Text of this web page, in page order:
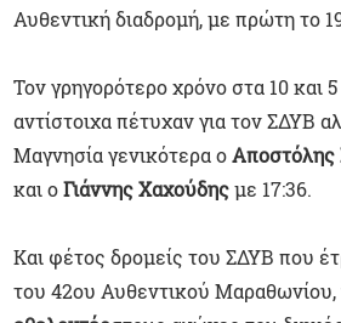
Αυθεντική διαδρομή, με πρώτη το
Τον γρηγορότερο χρόνο στα 10 και 5
αντίστοιχα πέτυχαν για τον ΣΔΥΒ
Μαγνησία γενικότερα οΑποστόλης
και οΓιάννης Χαχούδηςμε 17:36.
Και φέτος δρομείς του ΣΔΥΒ που
του 42ου Αυθεντικού Μαραθωνίου,